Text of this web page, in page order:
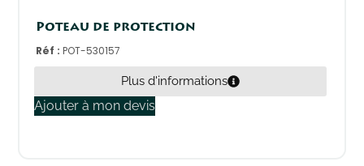
Poteau de protection
Réf :POT-530157
Plus d'informations
Ajouter à mon devis